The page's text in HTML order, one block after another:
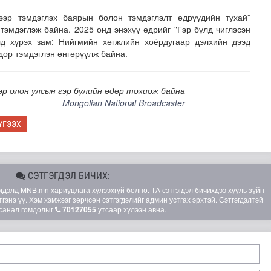
төр, хувийн хэвшлийн түншлэлээр хэрэгжүүлэх тог..
тэмдэглэх баярын болон тэмдэглэлт өдрүүдийн тухай”
байна. 2025 онд энэхүү өдрийг "Гэр бүлд чиглэсэн
хүрэх зам: Нийгмийн хөгжлийн хоёрдугаар дэлхийн дээд
тэмдэглэн өнгөрүүлж байна.
олон улсын гэр бүлийн өдөр тохиож байна
Mongolian National Broadcaster
СЭТГЭГДЭЛ БИЧИХ:
MNB.mn хариуцлага хүлээхгүй болно. ТА сэтгэгдэл бичихдээ хууль зүйн
үү. Хэм хэмжээг зөрчсөн сэтгэгдэлийг админ устгах эрхтэй. Сэтгэгдэлтэй
гомдолыг
70127055 утсаар хүлээн авна.